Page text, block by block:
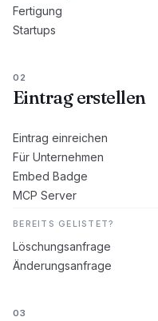
Fertigung
Startups
02
Eintrag erstellen
Eintrag einreichen
Für Unternehmen
Embed Badge
MCP Server
BEREITS GELISTET?
Löschungsanfrage
Änderungsanfrage
03